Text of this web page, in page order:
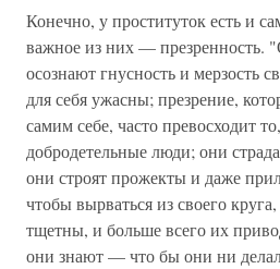
Конечно, у проституток есть и
важное из них — презренность.
осознают гнусность и мерзость
для себя ужасны; презрение,
самим себе, часто превосходит
добродетельные люди; они
они строят прожекты и даже
чтобы вырваться из своего
тщетны, и больше всего их
они знают — что бы они ни